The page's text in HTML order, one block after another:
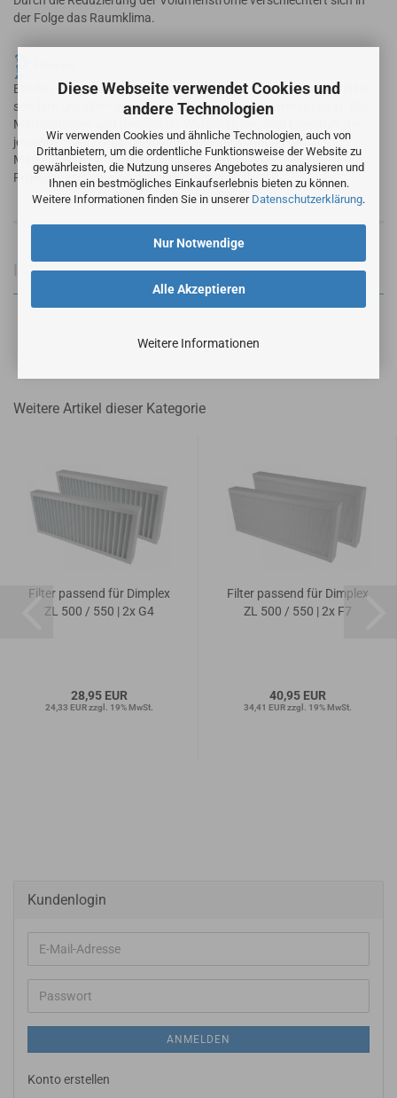
Diese Webseite verwendet Cookies und
andere Technologien
Wir verwenden Cookies und ähnliche Technologien, auch von
Drittanbietern, um die ordentliche Funktionsweise der Website zu
gewährleisten, die Nutzung unseres Angebotes zu analysieren und
Ihnen ein bestmögliches Einkaufserlebnis bieten zu können.
Weitere Informationen finden Sie in unserer Datenschutzerklärung.
Alle Akzeptieren
Nur Notwendige
Weitere Informationen
der Folge das Raumklima.
Bei den angebotenen Filtern handelt es sich nicht um Originalfilter
sondern um alternative Ersatzfilter in vergleichbarer Qualität. Alle
Markennamen und geschützte Warenzeichen sind Eigentum der
jeweiligen Markennameninhaber. Die Verwendung der
Markennamen / Warenzeichen dient lediglich der
Produktbeschreibung der angebotenen Artikel.
Informationen zur Produktsicherheit
Weitere Artikel dieser Kategorie
Filter passend für Dimplex
ZL 500 / 550 | 2x G4
28,95 EUR
24,33 EUR zzgl. 19% MwSt.
Filter passend für Dimplex
ZL 500 / 550 | 2x F7
40,95 EUR
34,41 EUR zzgl. 19% MwSt.
Kundenlogin
E-
Mail-
Adresse
Passwort
ANMELDEN
Konto erstellen